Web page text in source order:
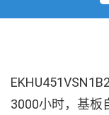
3000小时，基板